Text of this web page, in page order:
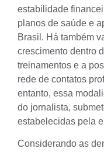
estabilidade
planos de saúde e
Brasil. Há também
crescimento dentro
treinamentos e a
rede de contatos
entanto, essa
do jornalista,
estabelecidas pela
Considerando as